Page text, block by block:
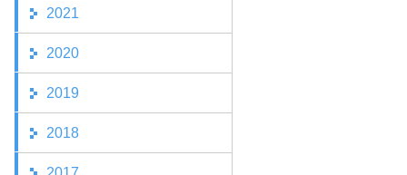
2021
2020
2019
2018